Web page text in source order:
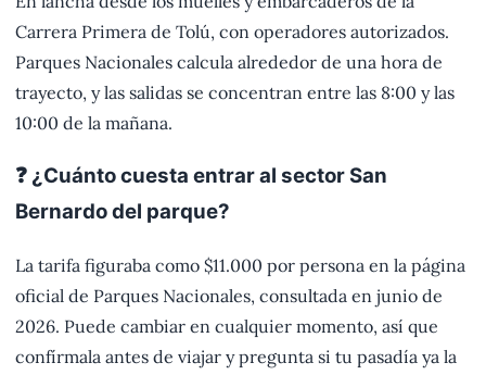
Carrera Primera de Tolú, con operadores autorizados.
Parques Nacionales calcula alrededor de una hora de
trayecto, y las salidas se concentran entre las 8:00 y las
10:00 de la mañana.
❓ ¿Cuánto cuesta entrar al sector San
Bernardo del parque?
La tarifa figuraba como $11.000 por persona en la página
oficial de Parques Nacionales, consultada en junio de
2026. Puede cambiar en cualquier momento, así que
confírmala antes de viajar y pregunta si tu pasadía ya la